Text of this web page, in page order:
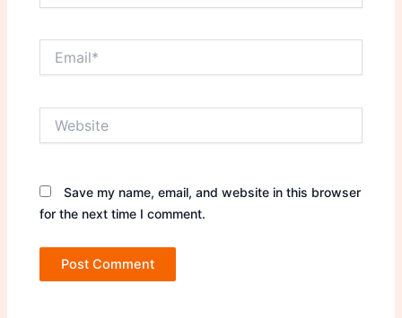
Save my name, email, and website in this browser
for the next time I comment.